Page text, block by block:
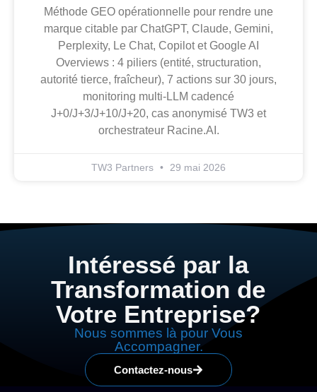
Méthode GEO opérationnelle pour rendre une
marque citable par ChatGPT, Claude, Gemini,
Perplexity, Le Chat, Copilot et Google AI
Overviews : 4 piliers (entité, structuration,
autorité tierce, fraîcheur), 7 actions sur 30 jours,
monitoring multi-LLM cadencé
J+0/J+3/J+10/J+20, cas anonymisé TW3 et
orchestrateur Racine.AI.
TW3 Partners 29 mai 2026
Intéressé par la
Transformation de
Votre Entreprise?
Nous sommes là pour Vous
Accompagner.
Contactez-nous